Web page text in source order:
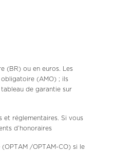
(BR) ou en euros. Les
obligatoire (AMO) ; ils
de garantie sur
et réglementaires. Si vous
d’honoraires
/OPTAM-CO) si le